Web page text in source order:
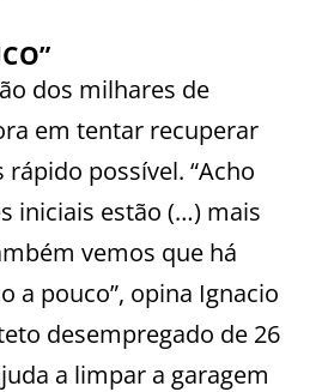
dos milhares de
em tentar recuperar
possível. “Acho
iniciais estão (…) mais
vemos que há
a pouco”, opina Ignacio
desempregado de 26
a limpar a garagem